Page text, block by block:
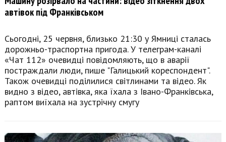
автівок під Франківськом
Сьогодні, 25 червня, близько 21:30 у Ямниці сталась
дорожньо-траспортна пригода. У телеграм-каналі
«Чат 112» очевидці повідомляють, що в аварії
постраждали люди, пише "Галицький кореспондент".
Також очевидці поділилися світлинами та відео. Як
видно з відео, автівка, яка їхала з Івано-Франківська,
раптом виїхала на зустрічну смугу